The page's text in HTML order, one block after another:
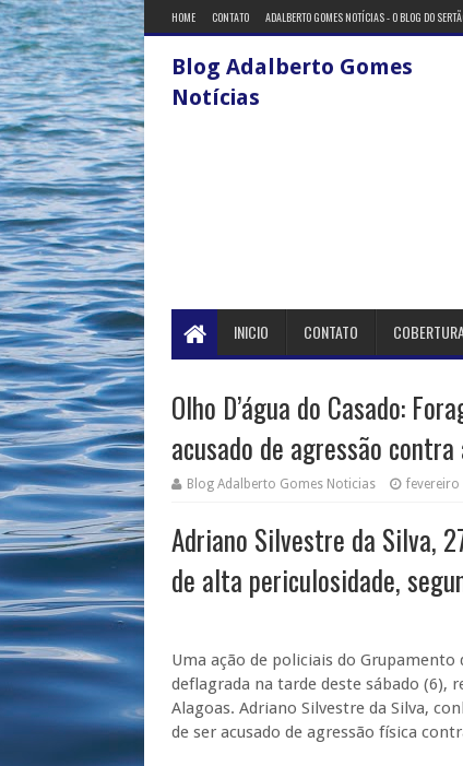
HOME CONTATO ADALBERTO GOMES NOTÍCIAS - O BLOG DO
Blog Adalberto Gomes
Notícias
INICIO CONTATO
Olho D’água do Casado:
acusado de agressão contra
Blog Adalberto Gomes Noticias fevereiro
Adriano Silvestre da Silva,
de alta periculosidade,
Uma ação de policiais do Grupamento
deflagrada na tarde deste sábado (6),
Alagoas. Adriano Silvestre da Silva,
de ser acusado de agressão física